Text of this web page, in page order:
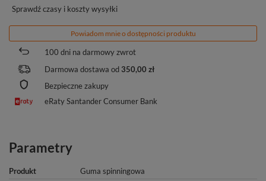
Sprawdź czasy i koszty wysyłki
Powiadom mnie o dostępności produktu
100 dni na darmowy zwrot
Darmowa dostawa od 350,00 zł
Bezpieczne zakupy
eRaty Santander Consumer Bank
Parametry
Produkt Guma spinningowa